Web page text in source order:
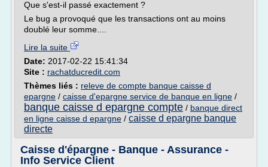
Que s'est-il passé exactement ?
Le bug a provoqué que les transactions ont au moins
doublé leur somme....
Lire la suite
Date: 2017-02-22 15:41:34
Site : rachatducredit.com
Thèmes liés : releve de compte banque caisse d
epargne / caisse d'epargne service de banque en ligne /
banque caisse d epargne compte / banque direct
en ligne caisse d epargne / caisse d epargne banque
directe
Caisse d'épargne - Banque - Assurance -
Info Service Client